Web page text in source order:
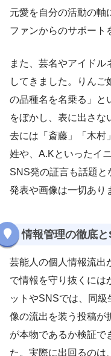
元愛を自分の活動の軸
ファンからのサポート
また、芸名やアイドル
してきました。りん
の品種名を名乗る」と
をぼかし、表に出さな
去には「斎藤」「木村
姓や、A.Kといったイ
SNS発の証言も話題
発表や画像は一切あり
情報管理の徹底
芸能人の個人情報流出
で情報を守り抜くには
ットやSNSでは、同
像の流出を装う投稿が
が本物であるか検証で
た。実際に出回るのは